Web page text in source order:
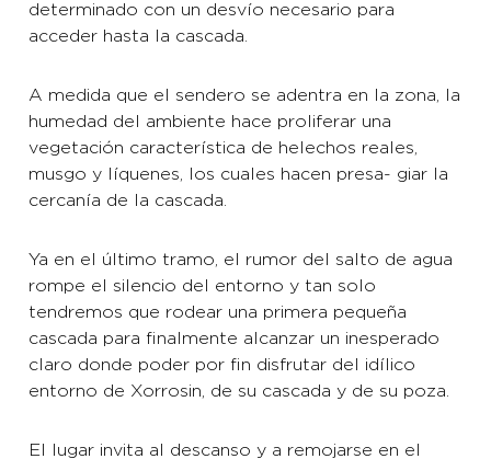
determinado con un desvío necesario para
acceder hasta la cascada.
A medida que el sendero se adentra en la zona, la
humedad del ambiente hace proliferar una
vegetación característica de helechos reales,
musgo y líquenes, los cuales hacen presa- giar la
cercanía de la cascada.
Ya en el último tramo, el rumor del salto de agua
rompe el silencio del entorno y tan solo
tendremos que rodear una primera pequeña
cascada para finalmente alcanzar un inesperado
claro donde poder por fin disfrutar del idílico
entorno de Xorrosin, de su cascada y de su poza.
El lugar invita al descanso y a remojarse en el